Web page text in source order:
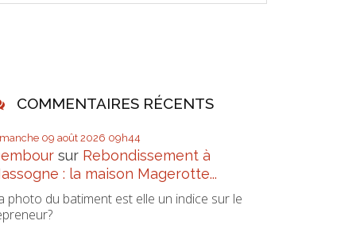
COMMENTAIRES RÉCENTS
09 août 2026 09h44
sur Rebondissement à
: la maison Magerotte...
photo du batiment est elle un indice sur le